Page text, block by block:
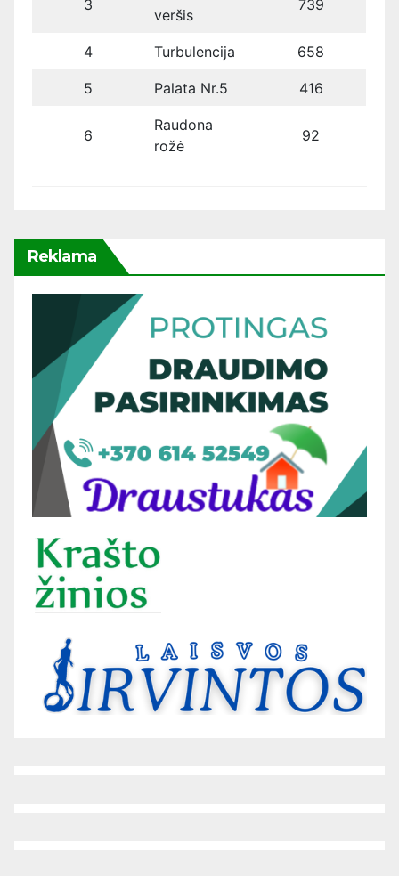
3
veršis
739
4 Turbulencija 658
5 Palata Nr.5 416
6
Raudona
rožė
92
Reklama